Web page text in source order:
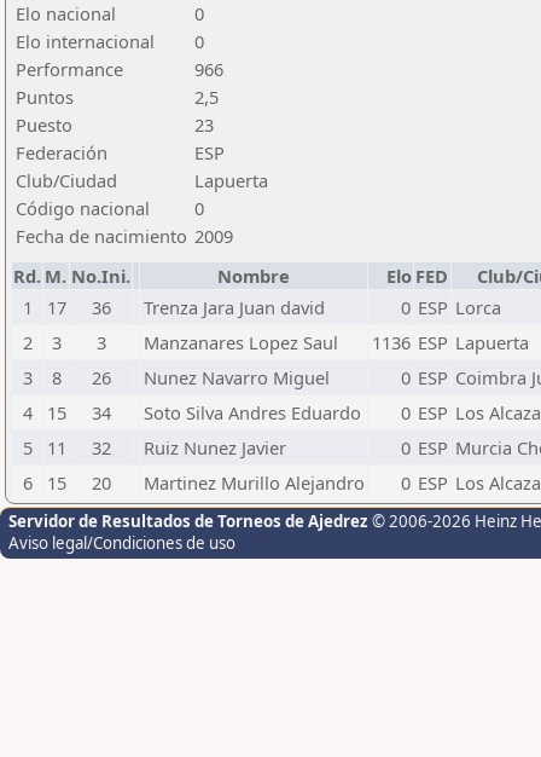
Elo nacional
0
Elo internacional
0
Performance
966
Puntos
2,5
Puesto
23
Federación
ESP
Club/Ciudad
Lapuerta
Código nacional
0
Fecha de nacimiento 2009
Rd. M. No.Ini. Nombre Elo FED
Club/
1
17 36 Trenza Jara Juan david 0 ESP Lorca
2
3 3 Manzanares Lopez Saul 1136 ESP Lapuerta
3
8 26 Nunez Navarro Miguel 0 ESP Coimbra
4
15 34 Soto Silva Andres Eduardo 0 ESP Los
5
11 32 Ruiz Nunez Javier 0 ESP Murcia
6
15 20 Martinez Murillo Alejandro 0 ESP Los
Servidor de Resultados de Torneos de Ajedrez © 2006-2026 Heinz
Aviso legal/Condiciones de uso